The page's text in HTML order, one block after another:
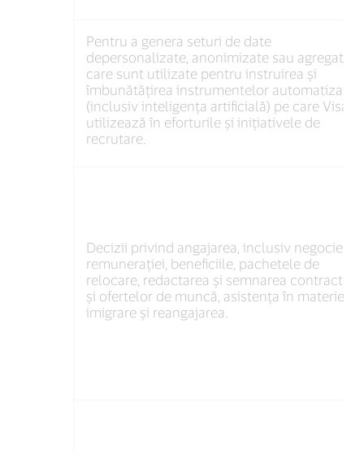
Pentru a genera seturi de date
depersonalizate, anonimizate sau agregate,
care sunt utilizate pentru instruirea și
îmbunătățirea instrumentelor automatizate
(inclusiv inteligența artificială) pe care Visa le
utilizează în eforturile și inițiativele de
recrutare.
Decizii privind angajarea, inclusiv negocierea
remunerației, beneficiile, pachetele de
relocare, redactarea și semnarea
și ofertelor de muncă, asistența în materie de
imigrare și reangajarea.